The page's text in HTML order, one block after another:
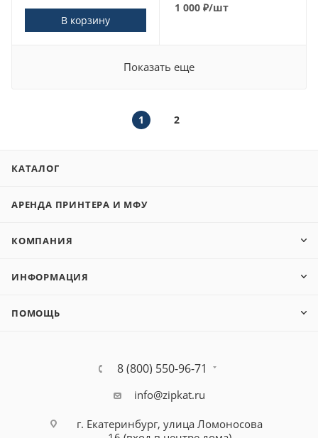
В корзину
1 000₽/шт
Показать еще
1 2
КАТАЛОГ
АРЕНДА ПРИНТЕРА И МФУ
КОМПАНИЯ
ИНФОРМАЦИЯ
ПОМОЩЬ
8 (800) 550-96-71
info@zipkat.ru
г. Екатеринбург, улица Ломоносова